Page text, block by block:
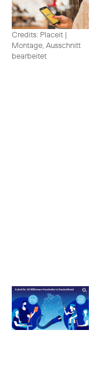
Credits: Placeit |
Montage, Ausschnitt
bearbeitet